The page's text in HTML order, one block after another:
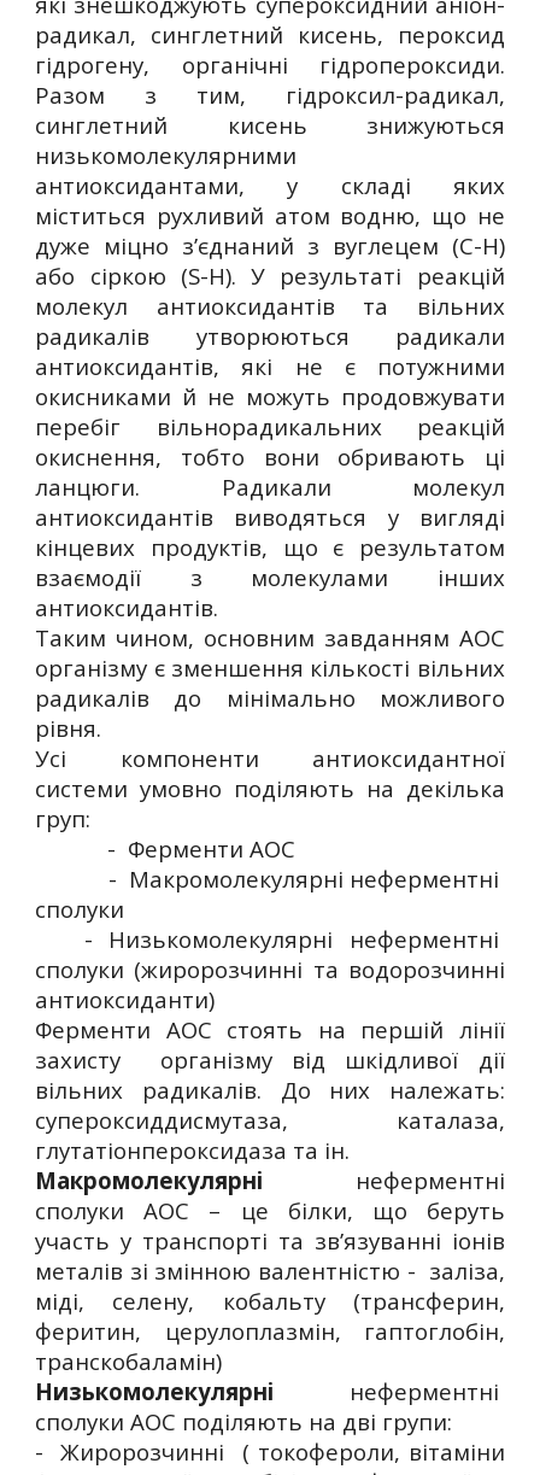
радикал, синглетний кисень, пероксид
гідрогену, органічні гідропероксиди.
Разом з тим, гідроксил-радикал,
синглетний кисень знижуються
низькомолекулярними
антиоксидантами, у складі яких
міститься рухливий атом водню, що не
дуже міцно з’єднаний з вуглецем (С-Н)
або сіркою (S-Н). У результаті реакцій
молекул антиоксидантів та вільних
радикалів утворюються радикали
антиоксидантів, які не є потужними
окисниками й не можуть продовжувати
перебіг вільнорадикальних реакцій
окиснення, тобто вони обривають ці
ланцюги. Радикали молекул
антиоксидантів виводяться у вигляді
кінцевих продуктів, що є результатом
взаємодії з молекулами інших
антиоксидантів.
Таким чином, основним завданням АОС
організму є зменшення кількості вільних
радикалів до мінімально можливого
рівня.
Усі компоненти антиоксидантної
системи умовно поділяють на декілька
груп:
- Ферменти АОС
- Макромолекулярні неферментні
сполуки
- Низькомолекулярні неферментні
сполуки (жиророзчинні та водорозчинні
антиоксиданти)
Ферменти АОС стоять на першій лінії
захисту організму від шкідливої дії
вільних радикалів. До них належать:
супероксиддисмутаза, каталаза,
глутатіонпероксидаза та ін.
Макромолекулярні неферментні
сполуки АОС – це білки, що беруть
участь у транспорті та зв’язуванні іонів
металів зі змінною валентністю - заліза,
міді, селену, кобальту (трансферин,
феритин, церулоплазмін, гаптоглобін,
транскобаламін)
Низькомолекулярні неферментні
сполуки АОС поділяють на дві групи:
- Жиророзчинні ( токофероли, вітаміни